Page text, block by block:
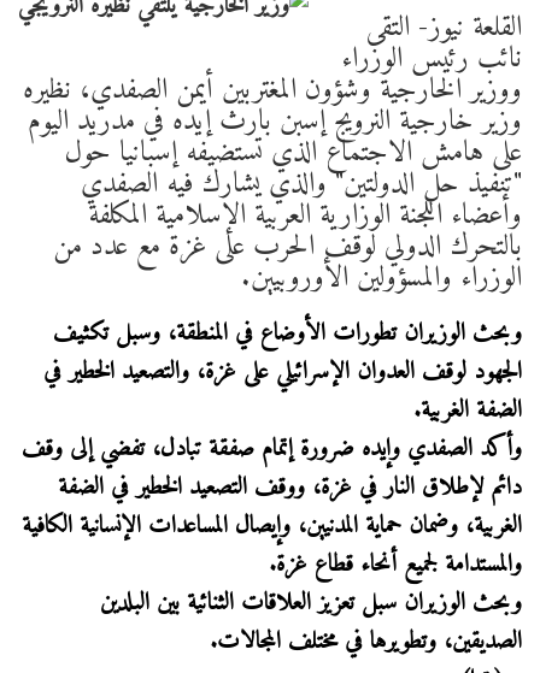
القلعة نيوز- التقى
نائب رئيس الوزراء
ووزير الخارجية وشؤون المغتربين أيمن الصفدي، نظيره
وزير خارجية النرويج إسبن بارث إيده في مدريد اليوم
على هامش الاجتماع الذي تستضيفه إسبانيا حول
"تنفيذ حل الدولتين" والذي يشارك فيه الصفدي
وأعضاء اللجنة الوزارية العربية الإسلامية المكلفة
بالتحرك الدولي لوقف الحرب على غزة مع عدد من
الوزراء والمسؤولين الأوروبيين.
وبحث الوزيران تطورات الأوضاع في المنطقة، وسبل تكثيف
الجهود لوقف العدوان الإسرائيلي على غزة، والتصعيد الخطير في
الضفة الغربية.
وأكد الصفدي وإيده ضرورة إتمام صفقة تبادل، تفضي إلى وقف
دائم لإطلاق النار في غزة، ووقف التصعيد الخطير في الضفة
الغربية، وضمان حماية المدنيين، وإيصال المساعدات الإنسانية الكافية
والمستدامة لجميع أنحاء قطاع غزة.
وبحث الوزيران سبل تعزيز العلاقات الثنائية بين البلدين
الصديقين، وتطويرها في مختلف المجالات.